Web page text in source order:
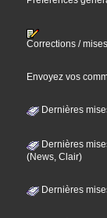
Corrections /
Envoyez vos
Dernières
Dernières
(News, Clair)
Dernières